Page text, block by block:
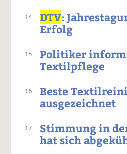
14 DTV:
Erfolg
15
Politiker
Textilpflege
16
Beste
ausgezeichnet
17
Stimmung in
hat sich